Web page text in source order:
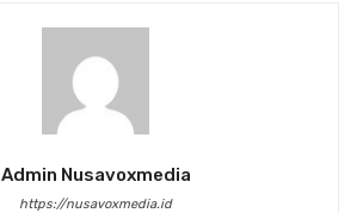
Admin Nusavoxmedia
https://nusavoxmedia.id